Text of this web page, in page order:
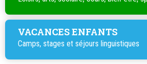
VACANCES ENFANTS
Camps, stages et séjours linguistiques